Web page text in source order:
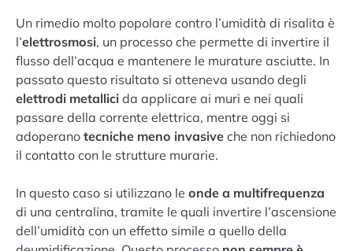
Un rimedio molto popolare contro l’umidità di risalita è
l’elettrosmosi, un processo che permette di invertire il
flusso dell’acqua e mantenere le murature asciutte. In
passato questo risultato si otteneva usando degli
elettrodi metallici da applicare ai muri e nei quali
passare della corrente elettrica, mentre oggi si
adoperano tecniche meno invasive che non richiedono
il contatto con le strutture murarie.
In questo caso si utilizzano le onde a multifrequenza
di una centralina, tramite le quali invertire l’ascensione
dell’umidità con un effetto simile a quello della